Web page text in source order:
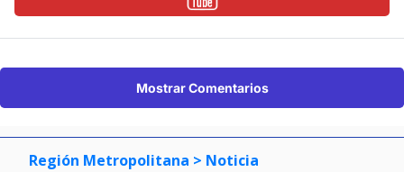
Mostrar Comentarios
Región Metropolitana > Noticia